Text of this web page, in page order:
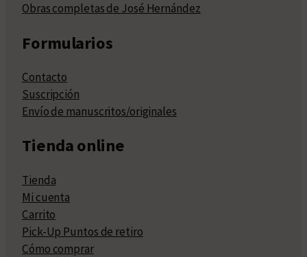
Obras completas de José Hernández
Formularios
Contacto
Suscripción
Envío de manuscritos/originales
Tienda online
Tienda
Mi cuenta
Carrito
Pick-Up Puntos de retiro
Cómo comprar